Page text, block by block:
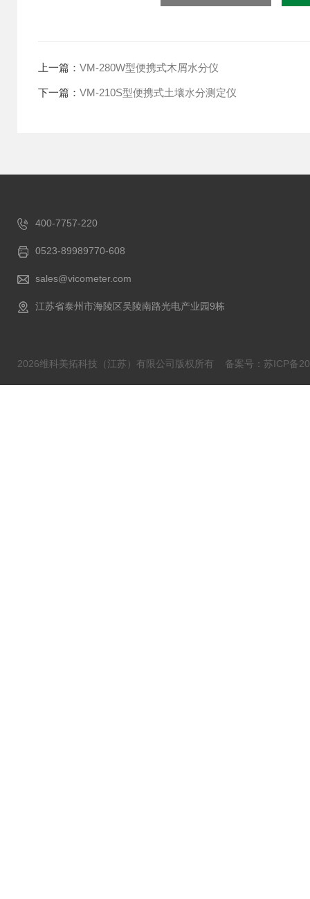
上一篇： VM-280W型便携式木屑水分仪
下一篇： VM-210S型便携式土壤水分测定仪
400-7757-220
0523-89989770-608
sales@vicometer.com
江苏省泰州市海陵区吴陵南路光电产业园9栋
2026维科美拓科技（江苏）有限公司版权所有 备案号：苏ICP备